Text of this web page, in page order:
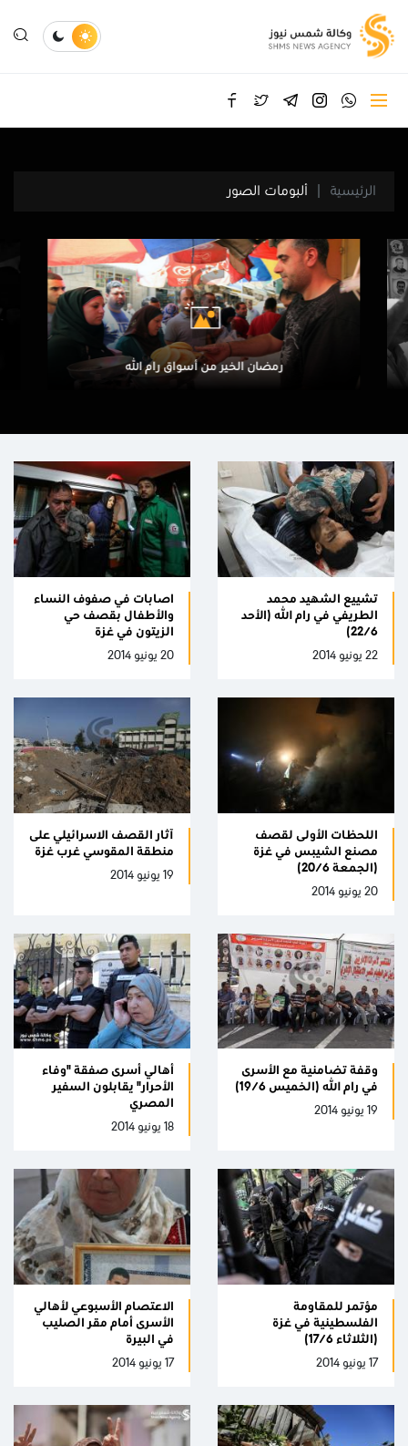
الرئيسية ألبومات الصور
رمضان الخير من أسواق رام الله
تشييع الشهيد محمد
الطريفي في رام الله (الأحد
22/6)
22 يونيو 2014
اصابات في صفوف النساء
والأطفال بقصف حي
الزيتون في غزة
20 يونيو 2014
اللحظات الأولى لقصف
مصنع الشيبس في غزة
(الجمعة 20/6)
20 يونيو 2014
آثار القصف الاسرائيلي على
منطقة المقوسي غرب غزة
19 يونيو 2014
وقفة تضامنية مع الأسرى
في رام الله (الخميس 19/6)
19 يونيو 2014
أهالي أسرى صفقة "وفاء
الأحرار" يقابلون السفير
المصري
18 يونيو 2014
مؤتمر للمقاومة
الفلسطينية في غزة
(الثلاثاء 17/6)
17 يونيو 2014
الاعتصام الأسبوعي لأهالي
الأسرى أمام مقر الصليب
في البيرة
17 يونيو 2014